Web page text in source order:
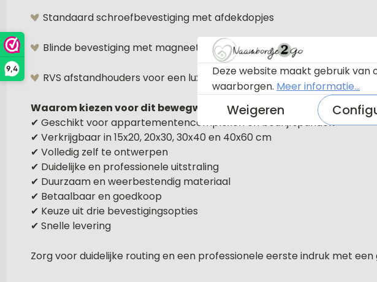
9,4
Standaard schroefbevestiging met afdekdopjes
Blinde bevestiging met magneet voor een strak resultaat
RVS afstandhouders voor een luxe, zwevend effect
Waarom kiezen voor dit bewegwijzeringsbord?
✔ Geschikt voor appartementencomplexen en bedrijfspanden
✔ Verkrijgbaar in 15x20, 20x30, 30x40 en 40x60 cm
✔ Volledig zelf te ontwerpen
✔ Duidelijke en professionele uitstraling
✔ Duurzaam en weerbestendig materiaal
✔ Betaalbaar en goedkoop
✔ Keuze uit drie bevestigingsopties
✔ Snelle levering
Zorg voor duidelijke routing en een professionele eerste indruk met
Deze website maakt gebruik van
waarborgen. Meer informatie...
Weigeren